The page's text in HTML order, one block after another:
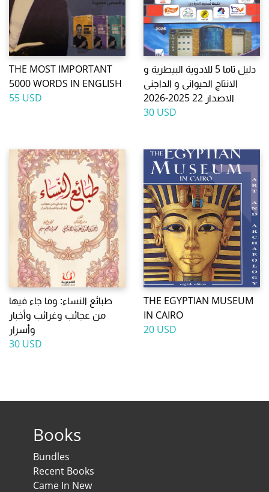
THE MOST IMPORTANT
5000 WORDS IN ENGLISH
55 USD
دليل تاما 5 للادوية البيطرية و
الانتاج الحيوانى و الداجنى
الاصدار 22 2025-2026
30 USD
طبائع النساء: وما جاء فيها
من عجائب وغرائب وأخبار
وأسرار
30 USD
THE EGYPTIAN MUSEUM
IN CAIRO
20 USD
Books
Bundles
Recent Books
Came In New